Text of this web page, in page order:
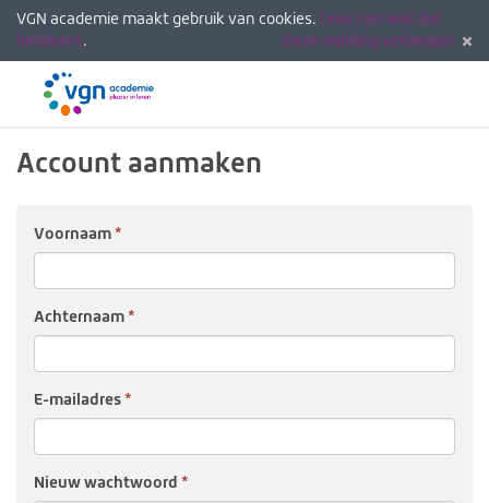
VGN academie maakt gebruik van cookies. Lees hier wat dat
betekent. Deze melding verbergen
Menu
Account aanmaken
Voor­naam
Achter­naam
E-mail­adres
Nieuw wacht­woord